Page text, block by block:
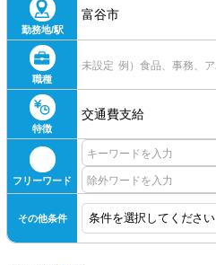
勤務地/駅
富谷市
職種
未設定 例）食品、事務、
特徴
交通費支給
フリーワード
その他条件